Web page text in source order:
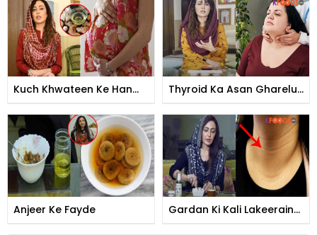
Kuch Khwateen Ke Han
Hai
Thyroid Ka Asan Gharelu
Anjeer Ke Fayde
Gardan Ki Kali Lakeerain